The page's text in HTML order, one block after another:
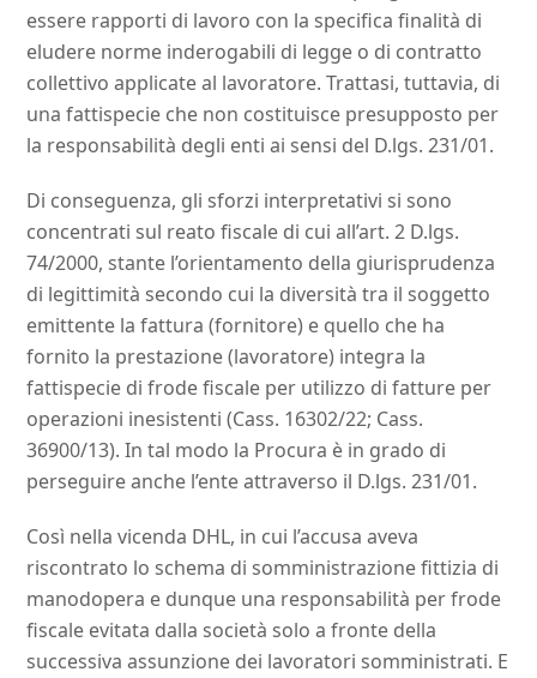
essere rapporti di lavoro con la specifica finalità di
eludere norme inderogabili di legge o di contratto
collettivo applicate al lavoratore. Trattasi, tuttavia, di
una fattispecie che non costituisce presupposto per
la responsabilità degli enti ai sensi del D.lgs. 231/01.
Di conseguenza, gli sforzi interpretativi si sono
concentrati sul reato fiscale di cui all’art. 2 D.lgs.
74/2000, stante l’orientamento della giurisprudenza
di legittimità secondo cui la diversità tra il soggetto
emittente la fattura (fornitore) e quello che ha
fornito la prestazione (lavoratore) integra la
fattispecie di frode fiscale per utilizzo di fatture per
operazioni inesistenti (Cass. 16302/22; Cass.
36900/13). In tal modo la Procura è in grado di
perseguire anche l’ente attraverso il D.lgs. 231/01.
Così nella vicenda DHL, in cui l’accusa aveva
riscontrato lo schema di somministrazione fittizia di
manodopera e dunque una responsabilità per frode
fiscale evitata dalla società solo a fronte della
successiva assunzione dei lavoratori somministrati. E